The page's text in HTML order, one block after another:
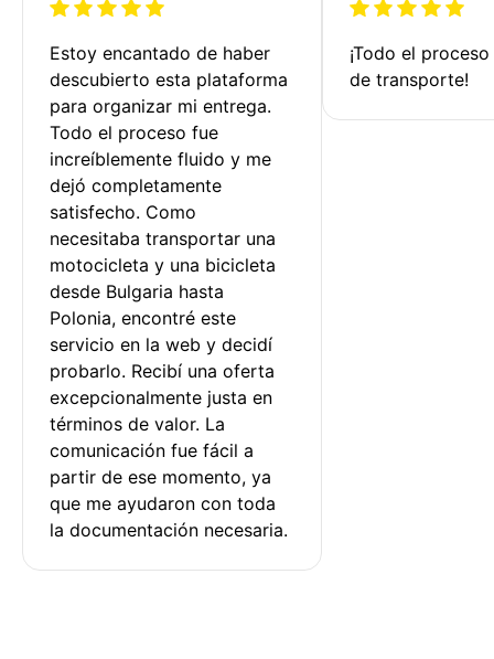
Estoy encantado de haber
descubierto esta plataforma
para organizar mi entrega.
Todo el proceso fue
increíblemente fluido y me
dejó completamente
satisfecho. Como
necesitaba transportar una
motocicleta y una bicicleta
desde Bulgaria hasta
Polonia, encontré este
servicio en la web y decidí
probarlo. Recibí una oferta
excepcionalmente justa en
términos de valor. La
comunicación fue fácil a
partir de ese momento, ya
que me ayudaron con toda
la documentación necesaria.
¡Todo el
de transporte!